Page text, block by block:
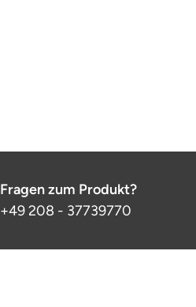
Fragen zum Produkt?
+49 208 - 37739770